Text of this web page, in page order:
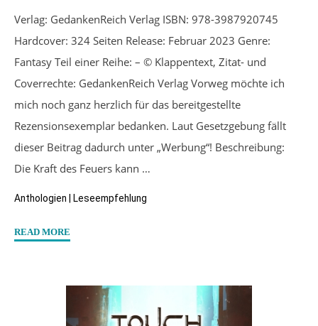
Verlag: GedankenReich Verlag ISBN: 978-3987920745
Hardcover: 324 Seiten Release: Februar 2023 Genre:
Fantasy Teil einer Reihe: – © Klappentext, Zitat- und
Coverrechte: GedankenReich Verlag Vorweg möchte ich
mich noch ganz herzlich für das bereitgestellte
Rezensionsexemplar bedanken. Laut Gesetzgebung fällt
dieser Beitrag dadurch unter „Werbung“! Beschreibung:
Die Kraft des Feuers kann …
Anthologien Leseempfehlung
READ MORE
brighter”
(Anthologie)
Hrsg: